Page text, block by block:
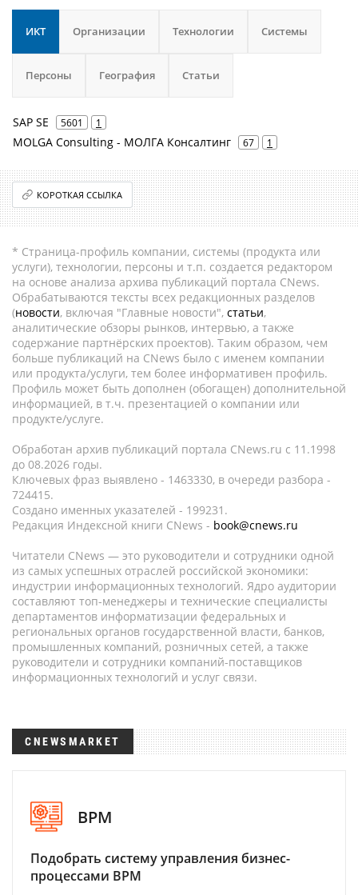
ИКТ Организации Технологии Системы
Персоны География Статьи
SAP SE 5601 1
MOLGA Consulting - МОЛГА Консалтинг 67 1
КОРОТКАЯ ССЫЛКА
* Страница-профиль компании, системы (продукта или
услуги), технологии, персоны и т.п. создается редактором
на основе анализа архива публикаций портала CNews.
Обрабатываются тексты всех редакционных разделов
(новости, включая "Главные новости", статьи,
аналитические обзоры рынков, интервью, а также
содержание партнёрских проектов). Таким образом, чем
больше публикаций на CNews было с именем компании
или продукта/услуги, тем более информативен профиль.
Профиль может быть дополнен (обогащен) дополнительной
информацией, в т.ч. презентацией о компании или
продукте/услуге.
Обработан архив публикаций портала CNews.ru c 11.1998
до 08.2026 годы.
Ключевых фраз выявлено - 1463330, в очереди разбора -
724415.
Создано именных указателей - 199231.
Редакция Индексной книги CNews - book@cnews.ru
Читатели CNews — это руководители и сотрудники одной
из самых успешных отраслей российской экономики:
индустрии информационных технологий. Ядро аудитории
составляют топ-менеджеры и технические специалисты
департаментов информатизации федеральных и
региональных органов государственной власти, банков,
промышленных компаний, розничных сетей, а также
руководители и сотрудники компаний-поставщиков
информационных технологий и услуг связи.
CNEWSMARKET
BPM
Подобрать систему управления бизнес-
процессами BPM